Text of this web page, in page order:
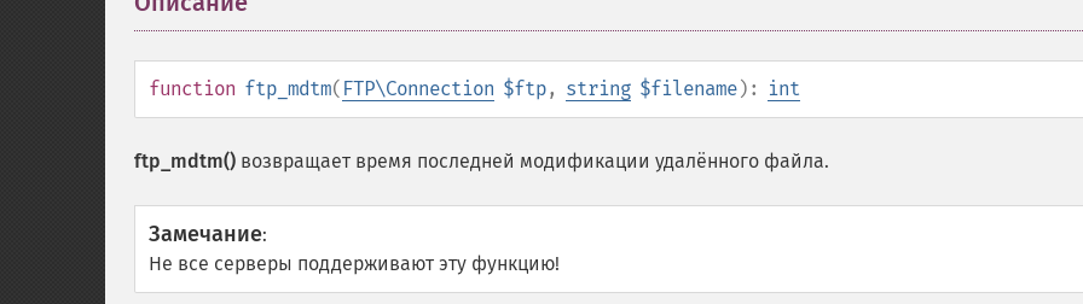
function ftp_mdtm( FTP\Connection $ftp, string $filename): int
ftp_mdtm() возвращает время последней модификации удалённого файла.
Замечание:
Не все серверы поддерживают эту функцию!